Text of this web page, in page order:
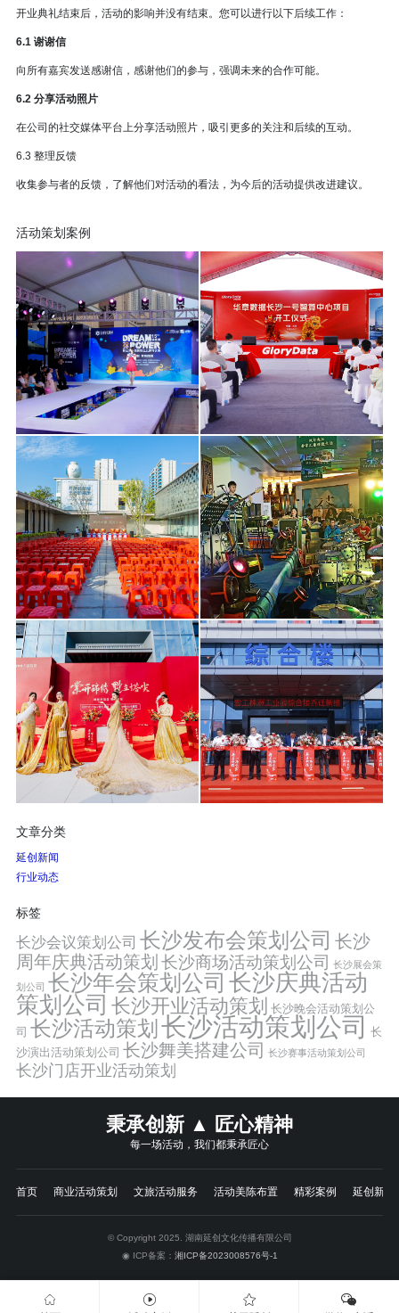
开业典礼结束后，活动的影响并没有结束。您可以进行以下后续工作：
6.1 谢谢信
向所有嘉宾发送感谢信，感谢他们的参与，强调未来的合作可能。
6.2 分享活动照片
在公司的社交媒体平台上分享活动照片，吸引更多的关注和后续的互动。
6.3 整理反馈
收集参与者的反馈，了解他们对活动的看法，为今后的活动提供改进建议。
活动策划案例
文章分类
延创新闻
行业动态
标签
长沙会议策划公司 长沙发布会策划公司 长沙
周年庆典活动策划 长沙商场活动策划公司 长沙展会策
划公司 长沙年会策划公司 长沙庆典活动
策划公司 长沙开业活动策划 长沙晚会活动策划公
司 长沙活动策划 长沙活动策划公司
长
沙演出活动策划公司 长沙舞美搭建公司 长沙赛事活动策划公司
长沙门店开业活动策划
秉承创新 ▲ 匠心精神
每一场活动，我们都秉承匠心
首页 商业活动策划 文旅活动服务 活动美陈布置 精彩案例 延创新闻
© Copyright 2025. 湖南延创文化传播有限公司
◉ ICP备案： 湘ICP备2023008576号-1